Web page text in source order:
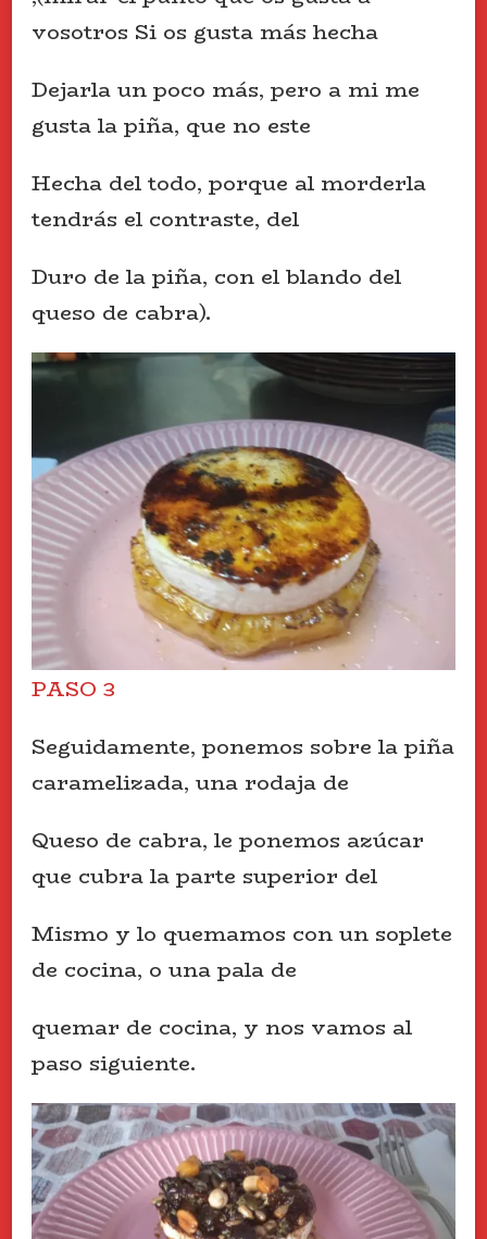
vosotros Si os gusta más hecha
Dejarla un poco más, pero a mi me
gusta la piña, que no este
Hecha del todo, porque al morderla
tendrás el contraste, del
Duro de la piña, con el blando del
queso de cabra).
PASO 3
Seguidamente, ponemos sobre la piña
caramelizada, una rodaja de
Queso de cabra, le ponemos azúcar
que cubra la parte superior del
Mismo y lo quemamos con un soplete
de cocina, o una pala de
quemar de cocina, y nos vamos al
paso siguiente.